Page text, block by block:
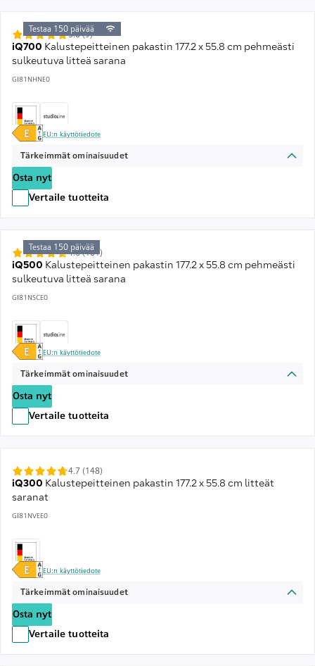
iQ700 Kalustepeitteinen pakastin 177.2 x 55.8 cm pehmeästi
sulkeutuva litteä sarana
GI81NHNE0
5.0 (9)
Testaa 150 päivää
EU:n käyttötiedote
Tärkeimmät ominaisuudet
Osta nyt
Vertaile tuotteita
iQ500 Kalustepeitteinen pakastin 177.2 x 55.8 cm pehmeästi
sulkeutuva litteä sarana
GI81NSCE0
4.6 (101)
Testaa 150 päivää
EU:n käyttötiedote
Tärkeimmät ominaisuudet
Osta nyt
Vertaile tuotteita
iQ300 Kalustepeitteinen pakastin 177.2 x 55.8 cm litteät
saranat
GI81NVEE0
4.7 (148)
EU:n käyttötiedote
Tärkeimmät ominaisuudet
Osta nyt
Vertaile tuotteita